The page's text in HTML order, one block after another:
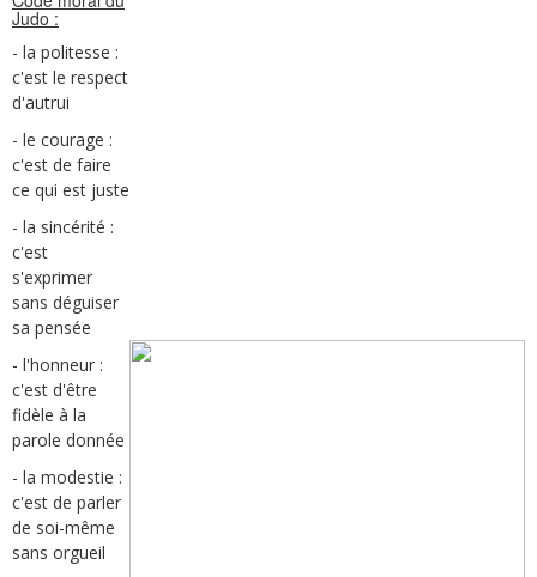
Judo :
- la politesse :
c'est le respect
d'autrui
- le courage :
c'est de faire
ce qui est juste
- la sincérité :
c'est
s'exprimer
sans déguiser
sa pensée
- l'honneur :
c'est d'être
fidèle à la
parole donnée
- la modestie :
c'est de parler
de soi-même
sans orgueil